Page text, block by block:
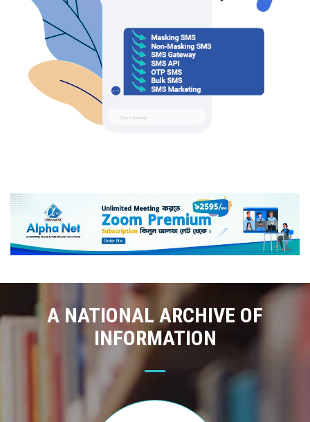
A NATIONAL ARCHIVE OF
INFORMATION